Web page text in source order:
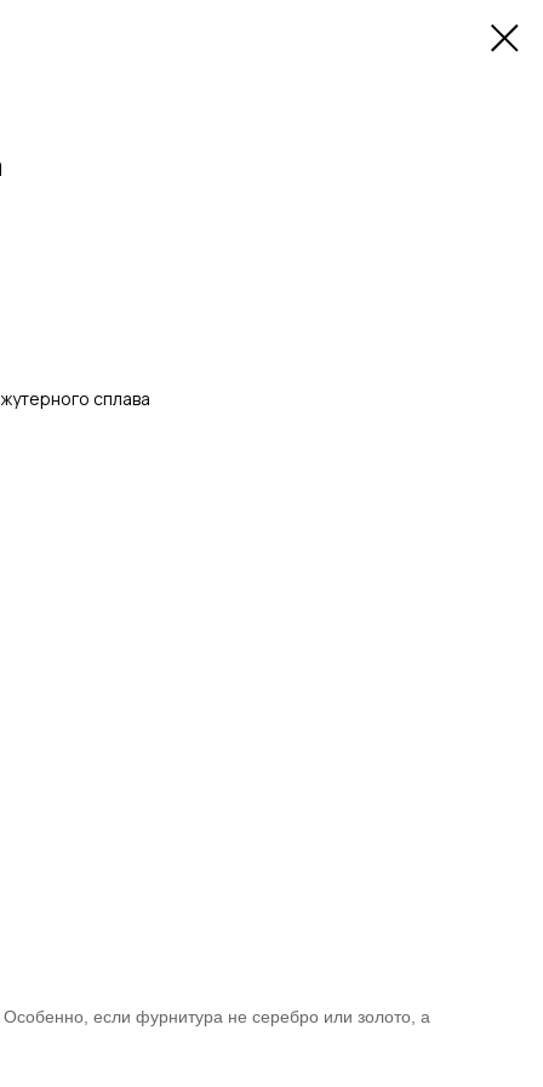
сплава
если фурнитура не серебро или золото, а